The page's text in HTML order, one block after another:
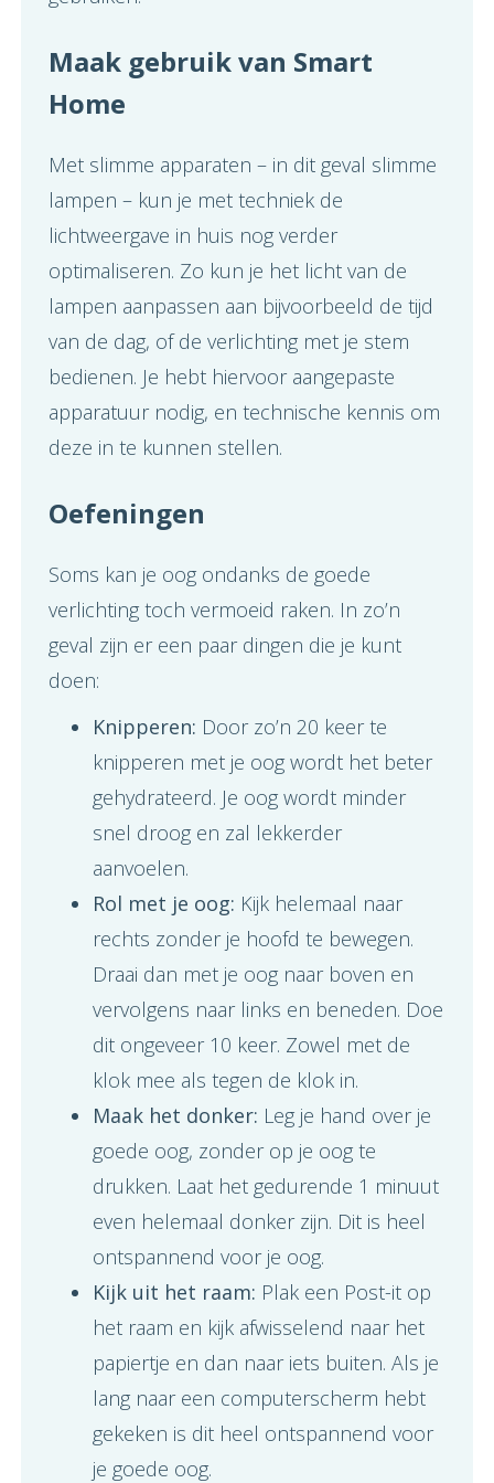
Maak gebruik van Smart
Home
Met slimme apparaten – in dit geval slimme
lampen – kun je met techniek de
lichtweergave in huis nog verder
optimaliseren. Zo kun je het licht van de
lampen aanpassen aan bijvoorbeeld de tijd
van de dag, of de verlichting met je stem
bedienen. Je hebt hiervoor aangepaste
apparatuur nodig, en technische kennis om
deze in te kunnen stellen.
Oefeningen
Soms kan je oog ondanks de goede
verlichting toch vermoeid raken. In zo’n
geval zijn er een paar dingen die je kunt
doen:
Knipperen: Door zo’n 20 keer te
knipperen met je oog wordt het beter
gehydrateerd. Je oog wordt minder
snel droog en zal lekkerder
aanvoelen.
Rol met je oog: Kijk helemaal naar
rechts zonder je hoofd te bewegen.
Draai dan met je oog naar boven en
vervolgens naar links en beneden. Doe
dit ongeveer 10 keer. Zowel met de
klok mee als tegen de klok in.
Maak het donker: Leg je hand over je
goede oog, zonder op je oog te
drukken. Laat het gedurende 1 minuut
even helemaal donker zijn. Dit is heel
ontspannend voor je oog.
Kijk uit het raam: Plak een Post-it op
het raam en kijk afwisselend naar het
papiertje en dan naar iets buiten. Als je
lang naar een computerscherm hebt
gekeken is dit heel ontspannend voor
je goede oog.